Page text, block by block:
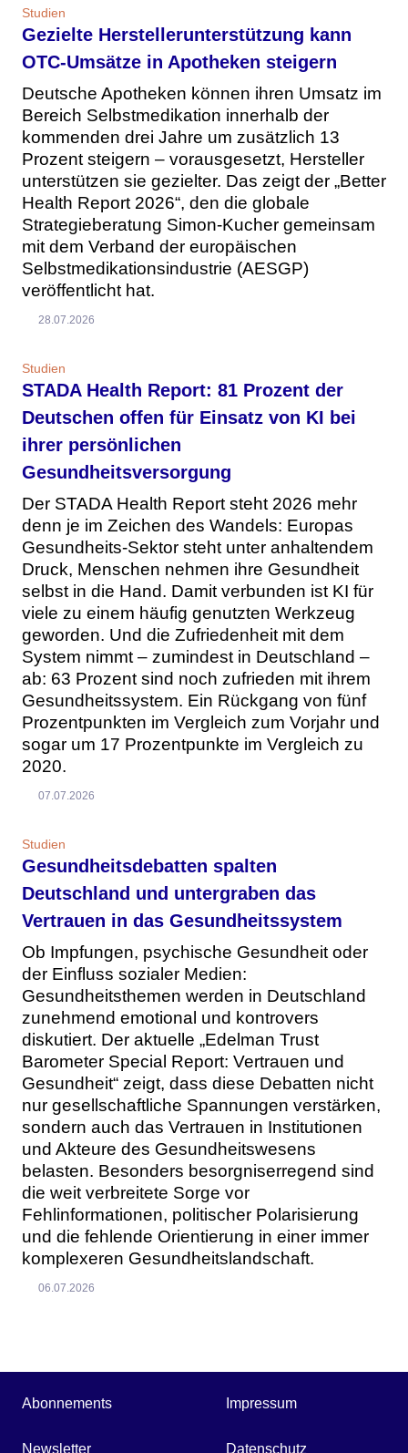
Studien
Gezielte Herstellerunterstützung kann
OTC-Umsätze in Apotheken steigern
Deutsche Apotheken können ihren Umsatz im
Bereich Selbstmedikation innerhalb der
kommenden drei Jahre um zusätzlich 13
Prozent steigern – vorausgesetzt, Hersteller
unterstützen sie gezielter. Das zeigt der „Better
Health Report 2026“, den die globale
Strategieberatung Simon-Kucher gemeinsam
mit dem Verband der europäischen
Selbstmedikationsindustrie (AESGP)
veröffentlicht hat.
28.07.2026
Studien
STADA Health Report: 81 Prozent der
Deutschen offen für Einsatz von KI bei
ihrer persönlichen
Gesundheitsversorgung
Der STADA Health Report steht 2026 mehr
denn je im Zeichen des Wandels: Europas
Gesundheits-Sektor steht unter anhaltendem
Druck, Menschen nehmen ihre Gesundheit
selbst in die Hand. Damit verbunden ist KI für
viele zu einem häufig genutzten Werkzeug
geworden. Und die Zufriedenheit mit dem
System nimmt – zumindest in Deutschland –
ab: 63 Prozent sind noch zufrieden mit ihrem
Gesundheitssystem. Ein Rückgang von fünf
Prozentpunkten im Vergleich zum Vorjahr und
sogar um 17 Prozentpunkte im Vergleich zu
2020.
07.07.2026
Studien
Gesundheitsdebatten spalten
Deutschland und untergraben das
Vertrauen in das Gesundheitssystem
Ob Impfungen, psychische Gesundheit oder
der Einfluss sozialer Medien:
Gesundheitsthemen werden in Deutschland
zunehmend emotional und kontrovers
diskutiert. Der aktuelle „Edelman Trust
Barometer Special Report: Vertrauen und
Gesundheit“ zeigt, dass diese Debatten nicht
nur gesellschaftliche Spannungen verstärken,
sondern auch das Vertrauen in Institutionen
und Akteure des Gesundheitswesens
belasten. Besonders besorgniserregend sind
die weit verbreitete Sorge vor
Fehlinformationen, politischer Polarisierung
und die fehlende Orientierung in einer immer
komplexeren Gesundheitslandschaft.
06.07.2026
Abonnements
Newsletter
Impressum
Datenschutz